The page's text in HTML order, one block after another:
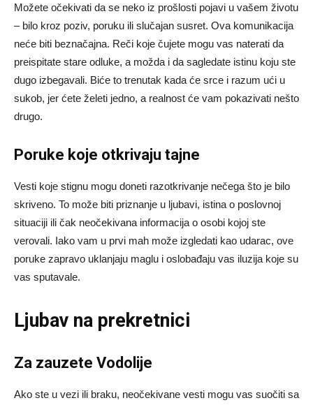
Možete očekivati da se neko iz prošlosti pojavi u vašem životu
– bilo kroz poziv, poruku ili slučajan susret. Ova komunikacija
neće biti beznačajna. Reči koje čujete mogu vas naterati da
preispitate stare odluke, a možda i da sagledate istinu koju ste
dugo izbegavali. Biće to trenutak kada će srce i razum ući u
sukob, jer ćete želeti jedno, a realnost će vam pokazivati nešto
drugo.
Poruke koje otkrivaju tajne
Vesti koje stignu mogu doneti razotkrivanje nečega što je bilo
skriveno. To može biti priznanje u ljubavi, istina o poslovnoj
situaciji ili čak neočekivana informacija o osobi kojoj ste
verovali. Iako vam u prvi mah može izgledati kao udarac, ove
poruke zapravo uklanjaju maglu i oslobađaju vas iluzija koje su
vas sputavale.
Ljubav na prekretnici
Za zauzete Vodolije
Ako ste u vezi ili braku, neočekivane vesti mogu vas suočiti sa